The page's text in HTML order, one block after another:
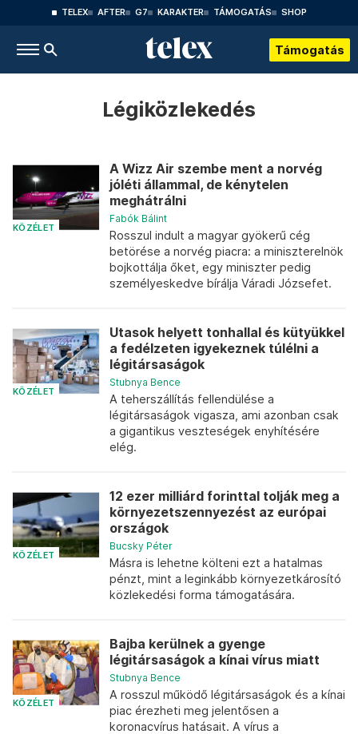
TELEX AFTER G7 KARAKTER TÁMOGATÁS SHOP
Támogatás
Légiközlekedés
KÖZÉLET
A Wizz Air szembe ment a norvég
jóléti állammal, de kénytelen
meghátrálni
Fabók Bálint
Rosszul indult a magyar gyökerű cég
betörése a norvég piacra: a miniszterelnök
bojkottálja őket, egy miniszter pedig
személyeskedve bírálja Váradi Józsefet.
KÖZÉLET
Utasok helyett tonhallal és kütyükkel
a fedélzeten igyekeznek túlélni a
légitársaságok
Stubnya Bence
A teherszállítás fellendülése a
légitársaságok vigasza, ami azonban csak
a gigantikus veszteségek enyhítésére
elég.
KÖZÉLET
12 ezer milliárd forinttal tolják meg a
környezetszennyezést az európai
országok
Bucsky Péter
Másra is lehetne költeni ezt a hatalmas
pénzt, mint a leginkább környezetkárosító
közlekedési forma támogatására.
KÖZÉLET
Bajba kerülnek a gyenge
légitársaságok a kínai vírus miatt
Stubnya Bence
A rosszul működő légitársaságok és a kínai
piac érezheti meg jelentősen a
koronacvírus hatásait. A vírus a